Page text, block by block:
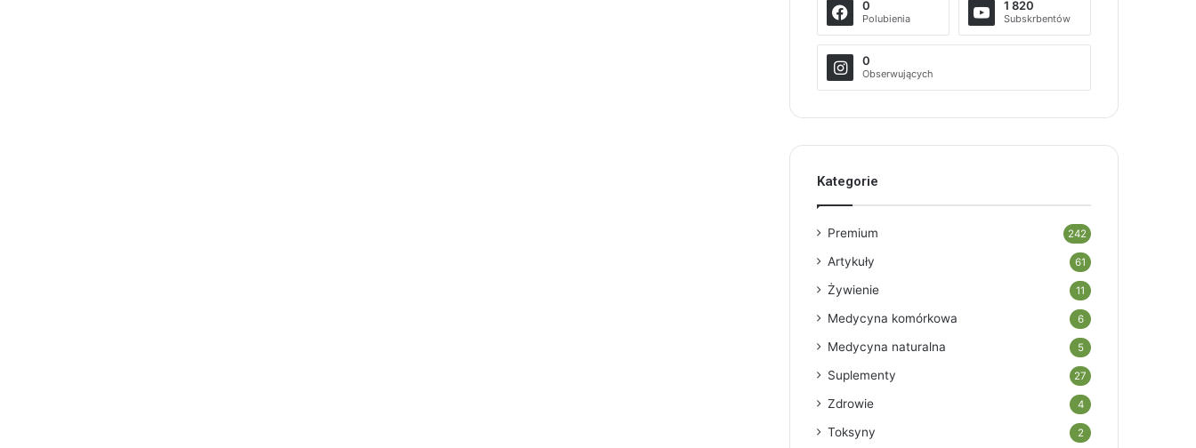
0
Polubienia
1 820
Subskrbentów
0
Obserwujących
Kategorie
Premium 242
Artykuły 61
Żywienie 11
Medycyna komórkowa 6
Medycyna naturalna 5
Suplementy 27
Zdrowie 4
Toksyny 2